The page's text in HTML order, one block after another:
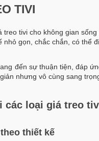
TIVI
treo tivi cho không gian
nhỏ gọn, chắc chắn, có thể
đến sự thuận tiện, đáp
nhưng vô cùng sang
các loại giá treo
thiết kế